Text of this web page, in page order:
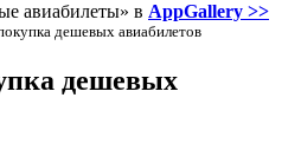
авиабилеты» в AppGallery >>
дешевых авиабилетов
дешевых